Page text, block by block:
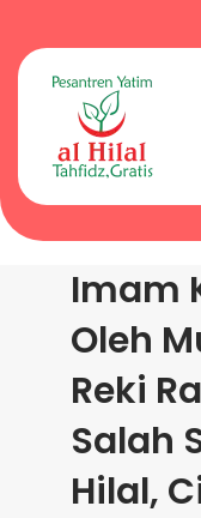
Imam
Oleh
Reki
Salah
Hilal,